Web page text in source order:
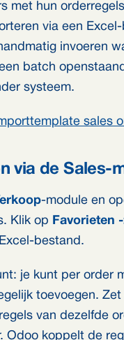
met hun
via een
invoeren
batch
systeem.
sales
via de Sales-
-module en
Klik op Favorieten
bestand.
je kunt per order
toevoegen.
van dezelfde
Odoo koppelt de